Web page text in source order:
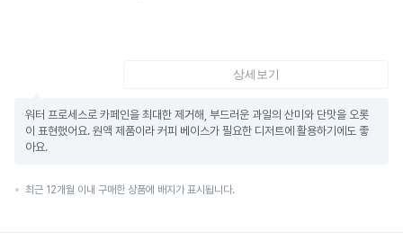
상세보기
워터 프로세스로 카페인을 최대한 제거해, 부드러운 과일의 산미와 단맛을 오롯
이 표현했어요. 원액 제품이라 커피 베이스가 필요한 디저트에 활용하기에도 좋
아요.
최근 12개월 이내 구매한 상품에 배지가 표시됩니다.